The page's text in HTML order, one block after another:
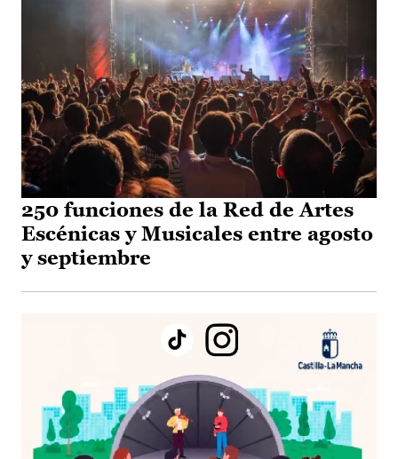
250 funciones de la Red de Artes
Escénicas y Musicales entre agosto
y septiembre